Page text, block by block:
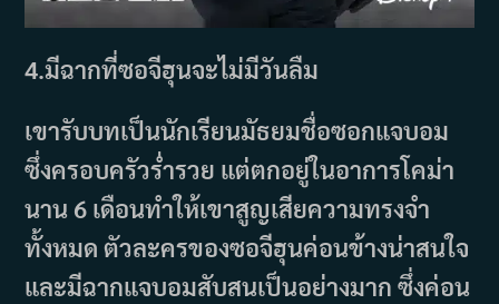
4.มีฉากที่ซอจีฮุนจะไม่มีวันลืม
เขารับบทเป็นนักเรียนมัธยมชื่อซอกแจบอม
ซึ่งครอบครัวร่ำรวย แต่ตกอยู่ในอาการโคม่า
นาน 6 เดือนทำให้เขาสูญเสียความทรงจำ
ทั้งหมด ตัวละครของซอจีฮุนค่อนข้างน่าสนใจ
และมีฉากแจบอมสับสนเป็นอย่างมาก ซึ่งค่อน